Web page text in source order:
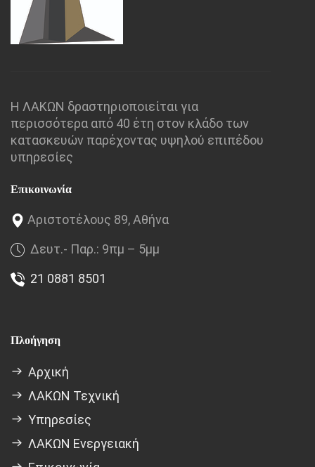
Η ΛΑΚΩΝ δραστηριοποιείται για
περισσότερα από 40 έτη στον κλάδο των
κατασκευών παρέχοντας υψηλού επιπέδου
υπηρεσίες
Επικοινωνία
Αριστοτέλους 89, Αθήνα
Δευτ.- Παρ.: 9πμ – 5μμ
21 0881 8501
Πλοήγηση
Αρχική
ΛΑΚΩΝ Τεχνική
Υπηρεσίες
ΛΑΚΩΝ Ενεργειακή